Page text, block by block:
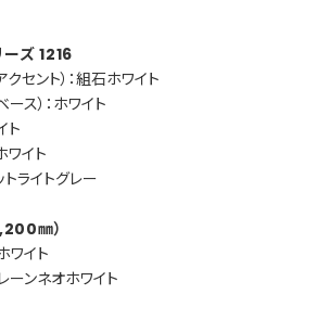
ズ 1216
セント）：組石ホワイト
ス）：ホワイト
ト
ワイト
ライトグレー
㎜）
ワイト
ーンネオホワイト